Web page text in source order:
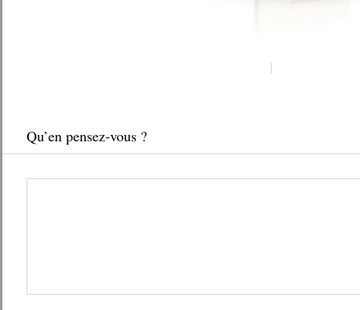
Qu’en pensez-vous ?